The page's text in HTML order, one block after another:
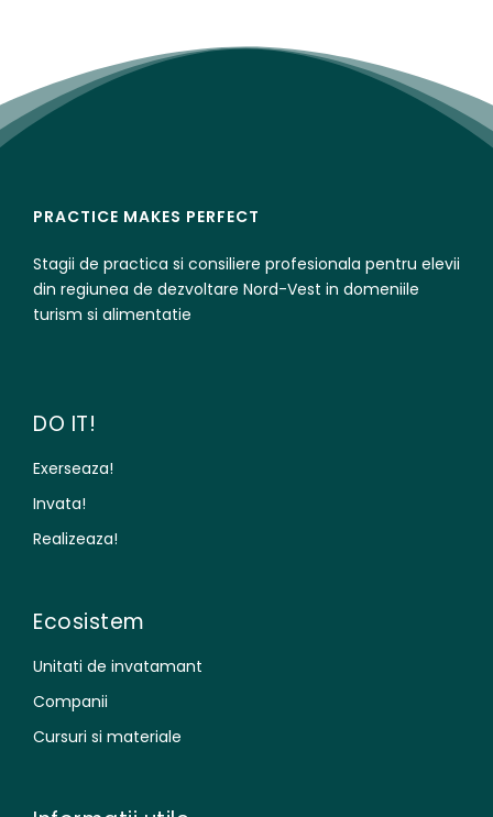
PRACTICE MAKES PERFECT
Stagii de practica si consiliere profesionala pentru elevii
din regiunea de dezvoltare Nord-Vest in domeniile
turism si alimentatie
DO IT!
Exerseaza!
Invata!
Realizeaza!
Ecosistem
Unitati de invatamant
Companii
Cursuri si materiale